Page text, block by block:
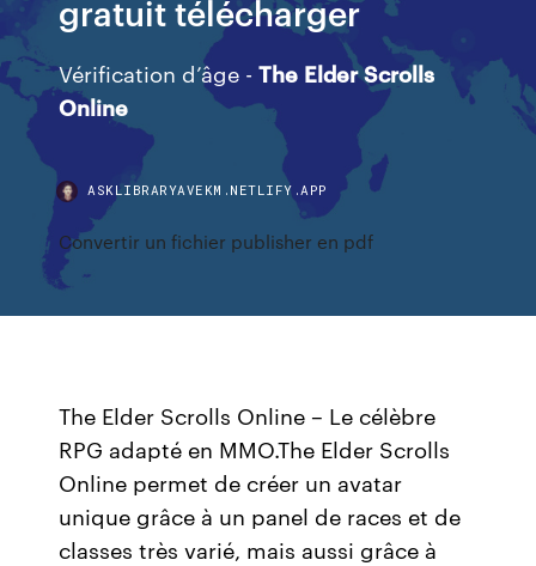
gratuit télécharger
Vérification d’âge -The Elder Scrolls
Online
ASKLIBRARYAVEKM.NETLIFY.APP
Convertir un fichier publisher en pdf
The Elder Scrolls Online – Le célèbre
RPG adapté en MMO.The Elder Scrolls
Online permet de créer un avatar
unique grâce à un panel de races et de
classes très varié, mais aussi grâce à